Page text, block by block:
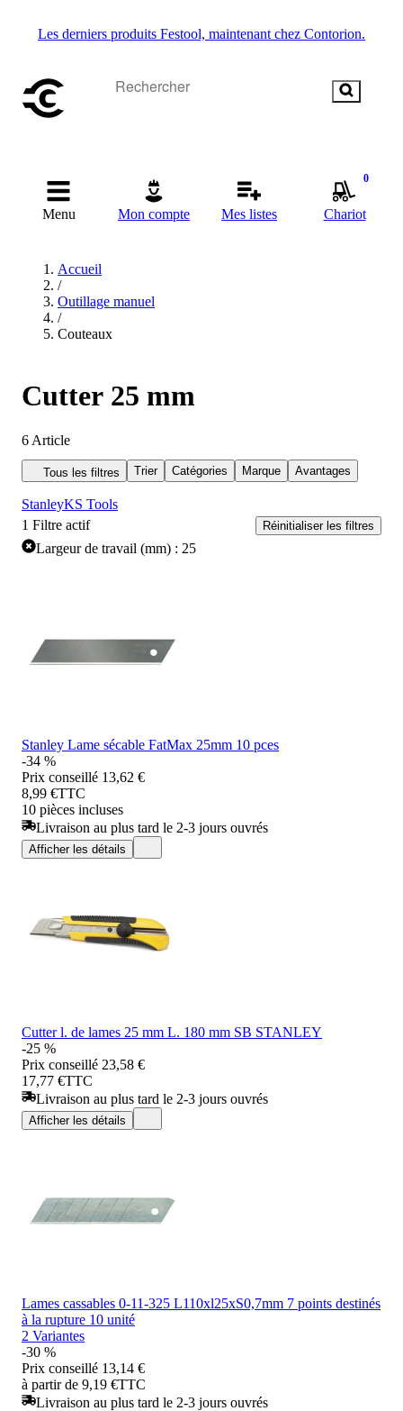
Les derniers produits Festool, maintenant chez Contorion.
Menu Mon compte Mes listes
0
Chariot
Accueil
/
Outillage manuel
/
Couteaux
Cutter 25 mm
6 Article
Tous les filtres Trier Catégories Marque Avantages
StanleyKS Tools
1 Filtre actif Réinitialiser les filtres
Largeur de travail (mm) : 25
Stanley Lame sécable FatMax 25mm 10 pces
-34 %
Prix conseillé 13,62 €
8,99 €TTC
10 pièces incluses
Livraison au plus tard le 2-3 jours ouvrés
Afficher les détails
Cutter l. de lames 25 mm L. 180 mm SB STANLEY
-25 %
Prix conseillé 23,58 €
17,77 €TTC
Livraison au plus tard le 2-3 jours ouvrés
Afficher les détails
Lames cassables 0-11-325 L110xl25xS0,7mm 7 points destinés
à la rupture 10 unité
2 Variantes
-30 %
Prix conseillé 13,14 €
à partir de 9,19 €TTC
Livraison au plus tard le 2-3 jours ouvrés